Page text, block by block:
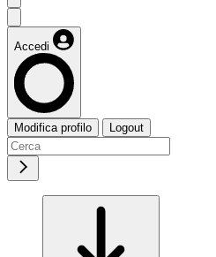
Accedi
Modifica profilo Logout